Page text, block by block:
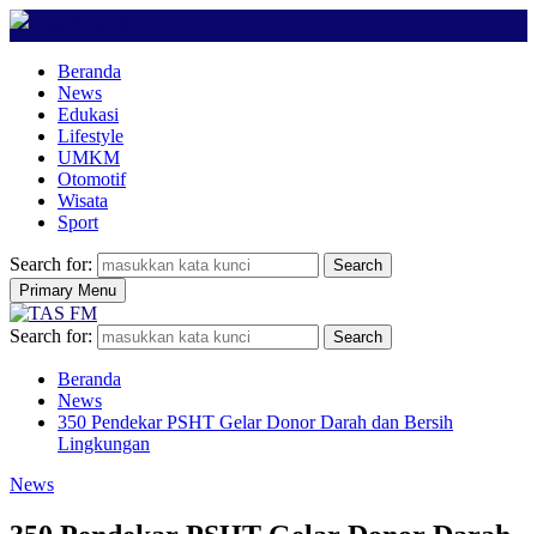
Beranda
News
Edukasi
Lifestyle
UMKM
Otomotif
Wisata
Sport
Search for:
Search
Primary Menu
Search for: Search
Beranda
News
350 Pendekar PSHT Gelar Donor Darah dan Bersih
Lingkungan
News